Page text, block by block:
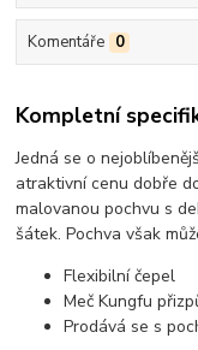
Komentáře 0
Kompletní
Jedná se o
atraktivní cenu dobře
malovanou pochvu s
šátek. Pochva však
Flexibilní čepel
Meč Kungfu
Prodává se s